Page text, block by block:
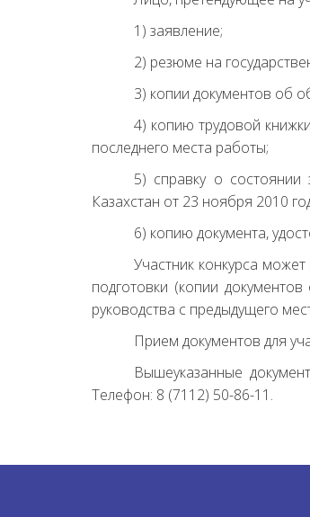
1) заявление;
2) резюме на
3) копии документов об
4) копию трудовой
последнего места работы;
5) справку о
Казахстан от 23 ноября 2010
6) копию документа,
Участник конкурса
подготовки (копии
руководства с предыдущего
Прием документов для
Вышеуказанные
Телефон: 8 (7112) 50-86-11.